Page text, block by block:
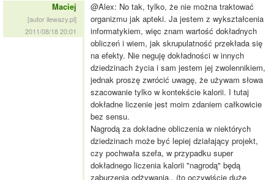
Maciej
[autor ilewazy.pl]
2011/08/18 20:01
@Alex: No tak, tylko, że nie można traktować
organizmu jak apteki. Ja jestem z wykształcenia
informatykiem, więc znam wartość dokładnych
obliczeń i wiem, jak skrupulatność przekłada się
na efekty. Nie neguję dokładności w innych
dziedzinach życia i sam jestem jej zwolennikiem,
jednak proszę zwrócić uwagę, że używam słowa
szacowanie tylko w kontekście kalorii. I tutaj
dokładne liczenie jest moim zdaniem całkowicie
bez sensu.
Nagrodą za dokładne obliczenia w niektórych
dziedzinach może być lepiej działający projekt,
czy pochwała szefa, w przypadku super
dokładnego liczenia kalorii "nagrodą" będą
zaburzenia odżywania.. (to oczywiście duże